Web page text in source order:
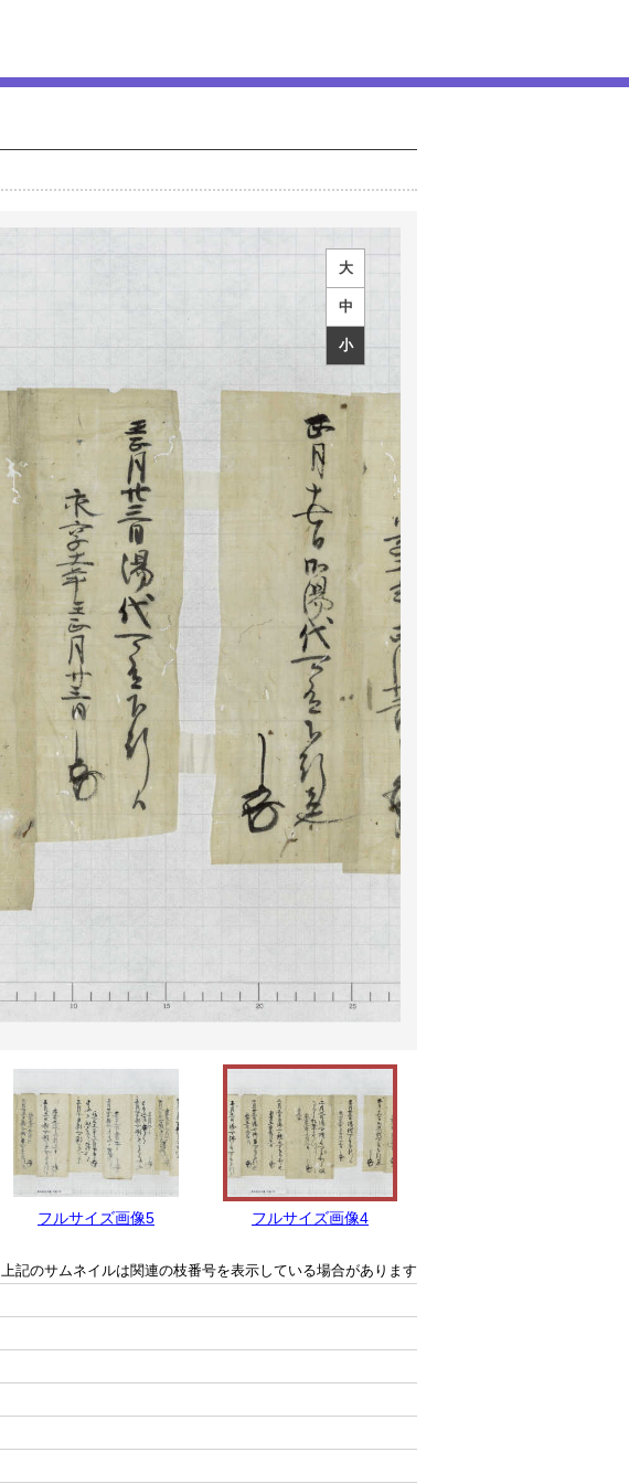
大
中
小
フルサイズ画像5 フルサイズ画像4
上記のサムネイルは関連の枝番号を表示している場合があります